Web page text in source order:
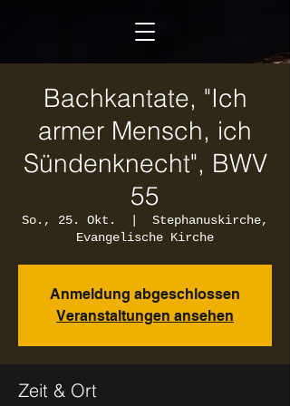
Bachkantate, "Ich
armer Mensch, ich
Sündenknecht", BWV
55
So., 25. Okt.
Stephanuskirche,
Evangelische Kirche
Anmeldung abgeschlossen
Veranstaltungen ansehen
Zeit & Ort